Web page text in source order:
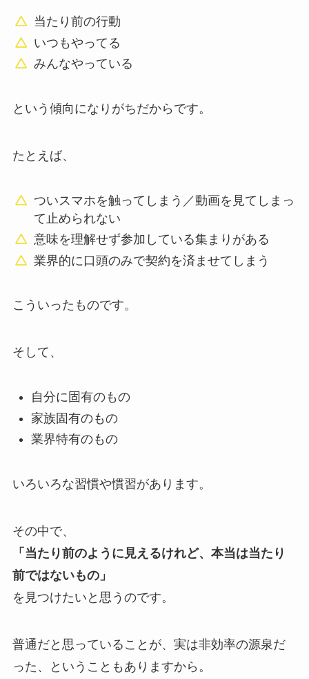
当たり前の行動
いつもやってる
みんなやっている
という傾向になりがちだからです。
たとえば、
ついスマホを触ってしまう／動画を見てしまっ
て止められない
意味を理解せず参加している集まりがある
業界的に口頭のみで契約を済ませてしまう
こういったものです。
そして、
自分に固有のもの
家族固有のもの
業界特有のもの
いろいろな習慣や慣習があります。
その中で、
「当たり前のように見えるけれど、本当は当たり
前ではないもの」
を見つけたいと思うのです。
普通だと思っていることが、実は非効率の源泉だ
った、ということもありますから。